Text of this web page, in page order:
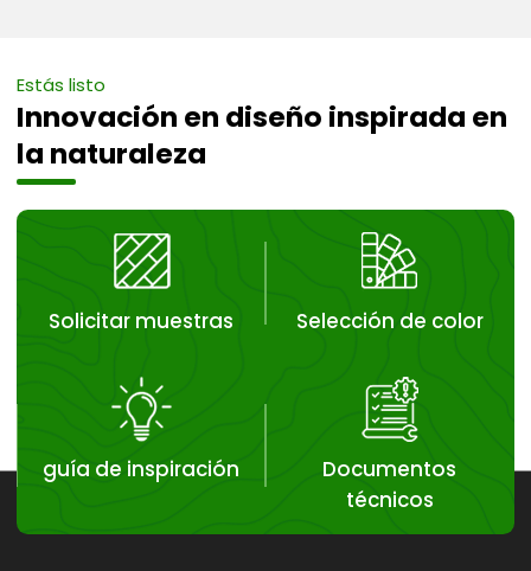
Estás listo
Innovación en diseño inspirada en
la naturaleza
Solicitar muestras Selección de color
guía de inspiración
Documentos
técnicos